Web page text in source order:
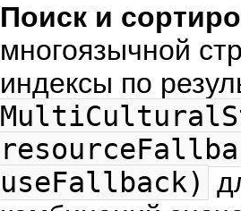
Поиск и
многоязычной
индексы по
useFallback)